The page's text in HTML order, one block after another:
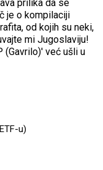
prilika da se
je o kompilaciji
od kojih su neki,
mi Jugoslaviju!
(Gavrilo)' već ušli u
u)